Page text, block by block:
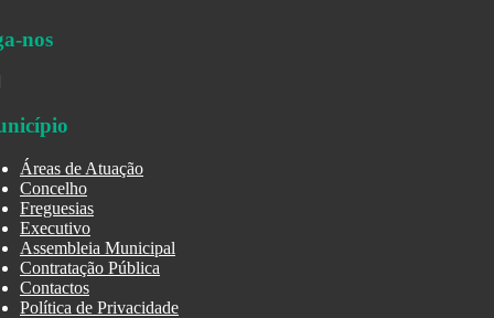
nos
Áreas de Atuação
Concelho
Freguesias
Executivo
Assembleia Municipal
Contratação Pública
Contactos
Política de Privacidade